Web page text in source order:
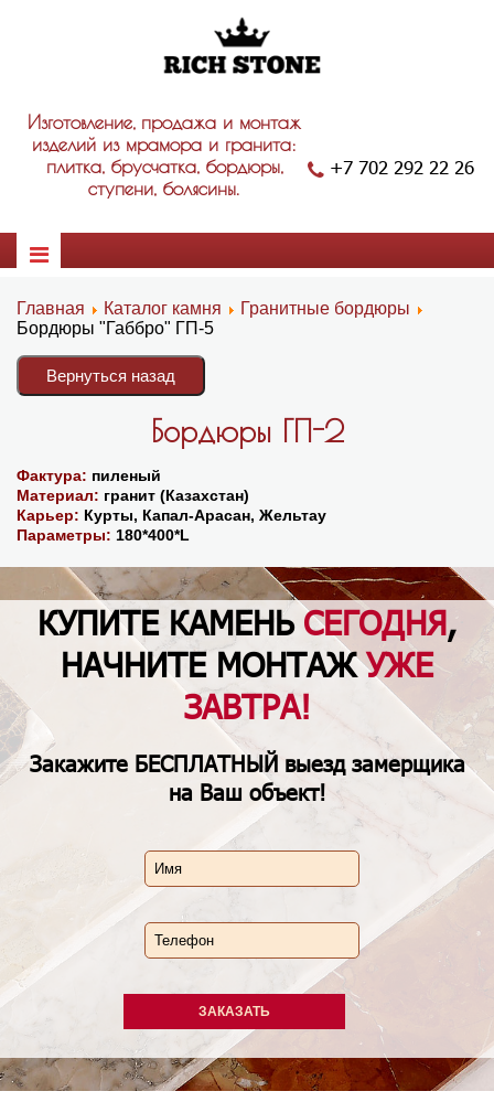
Изготовление, продажа и монтаж
изделий из мрамора и гранита:
плитка, брусчатка, бордюры,
ступени, болясины.
+7 702 292 22 26
Главная Каталог камня
Гранитные бордюры
Бордюры "Габбро" ГП-5
Бордюры ГП-2
Фактура: пиленый
Материал: гранит (Казахстан)
Карьер: Курты, Капал-Арасан, Жельтау
Параметры: 180*400*L
КУПИТЕ КАМЕНЬСЕГОДНЯ,
НАЧНИТЕ МОНТАЖУЖЕ
ЗАВТРА!
Закажите БЕСПЛАТНЫЙвыезд замерщика
на Ваш объект!
ЗАКАЗАТЬ